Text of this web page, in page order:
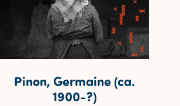
Pinon, Germaine (ca.
1900-?)